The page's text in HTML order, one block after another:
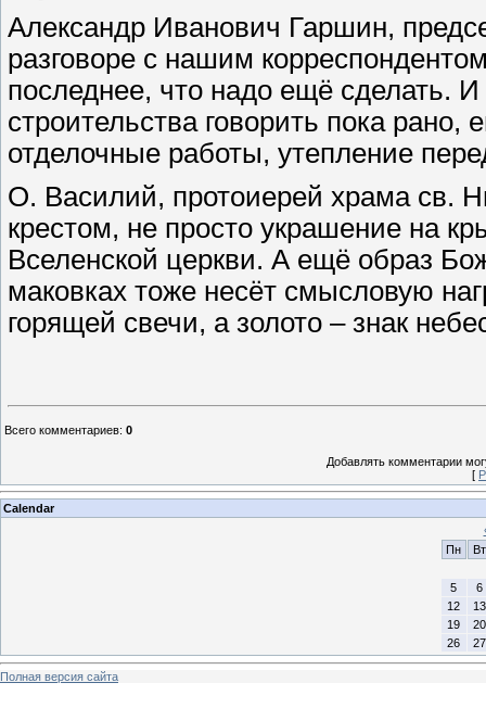
Александр Иванович Гаршин,
разговоре с нашим
последнее, что надо ещё сделать.
строительства говорить пока рано,
отделочные работы, утепление
О. Василий, протоиерей храма св.
крестом, не просто украшение на
Вселенской церкви. А ещё образ
маковках тоже несёт смысловую
горящей свечи, а золото – знак
Всего комментариев: 0
Добавлять комментарии
[
Calendar
Пн
Вт
5
6
12
13
19
20
26
27
Полная версия сайта